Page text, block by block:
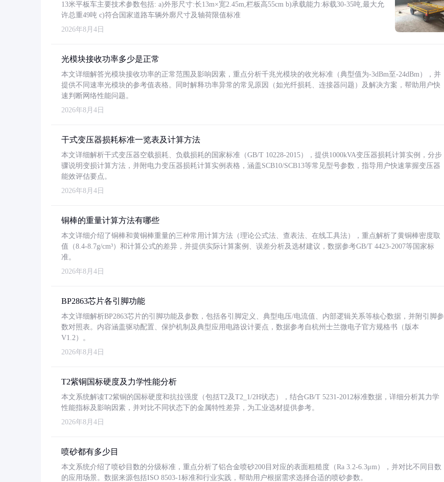
13米平板车主要技术参数包括: a)外形尺寸:长13m×宽2.45m,栏板高55cm b)承载能力:标载30-35吨,最大允
许总重49吨 c)符合国家道路车辆外廓尺寸及轴荷限值标准
2026年8月4日
光模块接收功率多少是正常
本文详细解答光模块接收功率的正常范围及影响因素，重点分析千兆光模块的收光标准（典型值为-3dBm至-24dBm），并
提供不同速率光模块的参考值表格。同时解释功率异常的常见原因（如光纤损耗、连接器问题）及解决方案，帮助用户快
速判断网络性能问题。
2026年8月4日
干式变压器损耗标准一览表及计算方法
本文详细解析干式变压器空载损耗、负载损耗的国家标准（GB/T 10228-2015），提供1000kVA变压器损耗计算实例，分步
骤说明变损计算方法，并附电力变压器损耗计算实例表格，涵盖SCB10/SCB13等常见型号参数，指导用户快速掌握变压器
能效评估要点。
2026年8月4日
铜棒的重量计算方法有哪些
本文详细介绍了铜棒和黄铜棒重量的三种常用计算方法（理论公式法、查表法、在线工具法），重点解析了黄铜棒密度取
值（8.4-8.7g/cm³）和计算公式的差异，并提供实际计算案例、误差分析及选材建议，数据参考GB/T 4423-2007等国家标
准。
2026年8月4日
BP2863芯片各引脚功能
本文详细解析BP2863芯片的引脚功能及参数，包括各引脚定义、典型电压/电流值、内部逻辑关系等核心数据，并附引脚参
数对照表。内容涵盖驱动配置、保护机制及典型应用电路设计要点，数据参考自杭州士兰微电子官方规格书（版本
V1.2）。
2026年8月4日
T2紫铜国标硬度及力学性能分析
本文系统解读T2紫铜的国标硬度和抗拉强度（包括T2及T2_1/2H状态），结合GB/T 5231-2012标准数据，详细分析其力学
性能指标及影响因素，并对比不同状态下的金属特性差异，为工业选材提供参考。
2026年8月4日
喷砂都有多少目
本文系统介绍了喷砂目数的分级标准，重点分析了铝合金喷砂200目对应的表面粗糙度（Ra 3.2-6.3μm），并对比不同目数
的应用场景。数据来源包括ISO 8503-1标准和行业实践，帮助用户根据需求选择合适的喷砂参数。